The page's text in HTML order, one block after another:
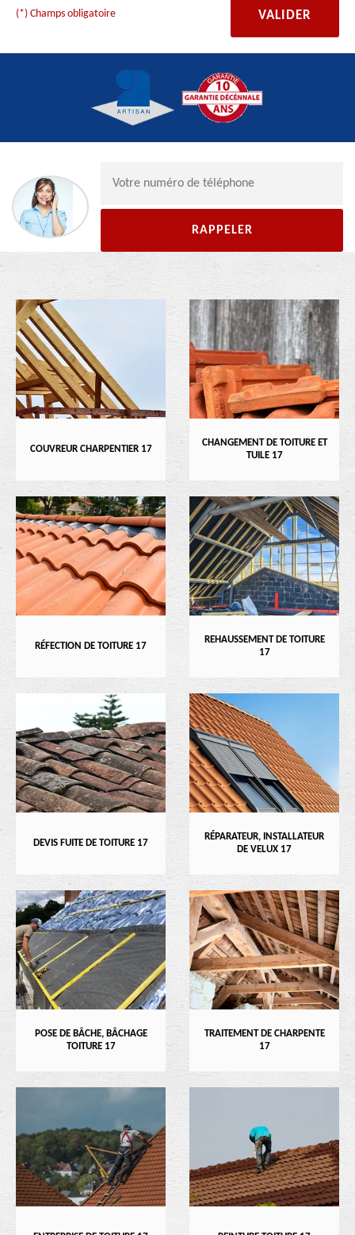
(*) Champs obligatoire
COUVREUR CHARPENTIER 17
CHANGEMENT DE TOITURE ET
TUILE 17
RÉFECTION DE TOITURE 17
REHAUSSEMENT DE TOITURE
17
DEVIS FUITE DE TOITURE 17
RÉPARATEUR, INSTALLATEUR
DE VELUX 17
POSE DE BÂCHE, BÂCHAGE
TOITURE 17
TRAITEMENT DE CHARPENTE
17